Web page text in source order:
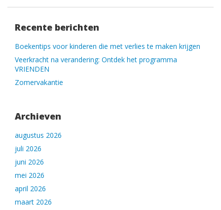
Recente berichten
Boekentips voor kinderen die met verlies te maken krijgen
Veerkracht na verandering: Ontdek het programma
VRIENDEN
Zomervakantie
Archieven
augustus 2026
juli 2026
juni 2026
mei 2026
april 2026
maart 2026